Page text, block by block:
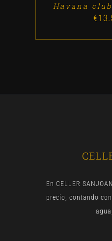
Havana
€
En CELLER
precio, contando